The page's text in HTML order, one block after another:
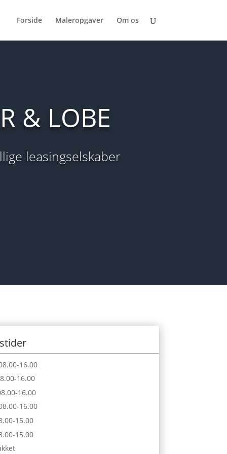
Forside Maleropgaver Om os
& LOBE
leasingselskaber
16.00
16.00
16.00
16.00
15.00
15.00